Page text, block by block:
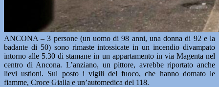
ANCONA – 3 persone (un uomo di 98 anni, una donna di 92 e la
badante di 50) sono rimaste intossicate in un incendio divampato
intorno alle 5.30 di stamane in un appartamento in via Magenta nel
centro di Ancona. L’anziano, un pittore, avrebbe riportato anche
lievi ustioni. Sul posto i vigili del fuoco, che hanno domato le
fiamme, Croce Gialla e un’automedica del 118.